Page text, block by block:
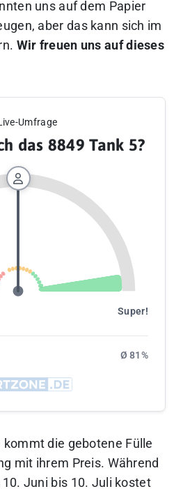
uns auf dem Papier
aber das kann sich im
Wir freuen uns auf dieses
Umfrage
das 8849 Tank 5?
Super!
Ø 81%
die gebotene Fülle
mit ihrem Preis. Während
Juni bis 10. Juli kostet